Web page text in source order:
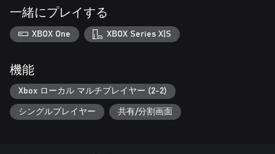
『ソニックオリジンズ・プラス』では、ナックルズで唯一プレ
イできなかった収録タイトル『ソニックCD』でも、ナックルズ
でのゲームプレイが可能となりました！
また、新たな遊びとして『ソニックCD』の一部ステージに新規
ぜひ攻略してみてください！
【ゲームギア版の12タイトルを追加！】
ゲームギア版の『ソニック&テイルス』や『テイルスアドベン
チャー』など、『ソニックオリジンズ』には含まれなかった“原
一緒にプレイする
XBOX One XBOX Series X|S
機能
Xbox ローカル マルチプレイヤー (2-2)
シングルプレイヤー 共有/分割画面